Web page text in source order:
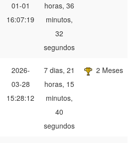
01-01
16:07:19
horas, 36
minutos,
32
segundos
2026-
03-28
15:28:12
7 dias, 21
horas, 15
minutos,
40
segundos
2 Meses